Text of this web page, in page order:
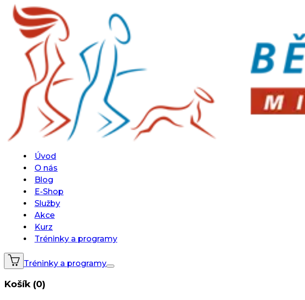
Úvod
O nás
Blog
E-Shop
Služby
Akce
Kurz
Tréninky a programy
Tréninky a programy
Košík (0)